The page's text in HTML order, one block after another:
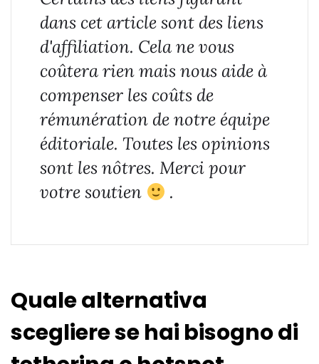
dans cet article sont des liens
d'affiliation. Cela ne vous
coûtera rien mais nous aide à
compenser les coûts de
rémunération de notre équipe
éditoriale. Toutes les opinions
sont les nôtres. Merci pour
votre soutien
.
Quale alternativa
scegliere se hai bisogno di